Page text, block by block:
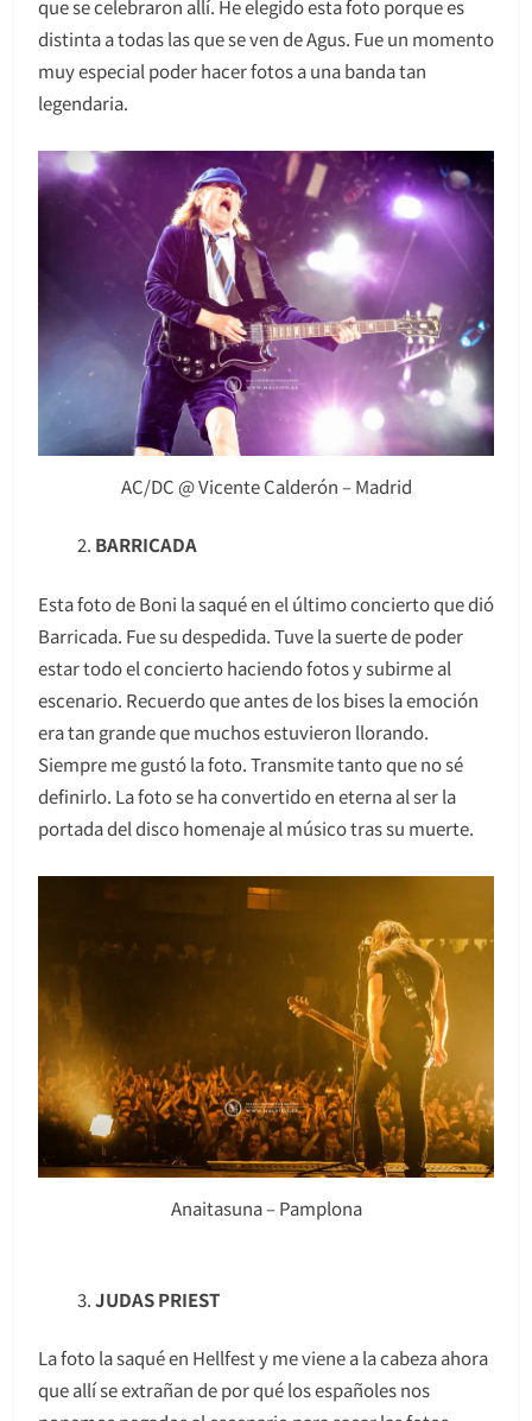
que se celebraron allí. He elegido esta foto porque es
distinta a todas las que se ven de Agus. Fue un momento
muy especial poder hacer fotos a una banda tan
legendaria.
AC/DC @ Vicente Calderón – Madrid
BARRICADA
Esta foto de Boni la saqué en el último concierto que dió
Barricada. Fue su despedida. Tuve la suerte de poder
estar todo el concierto haciendo fotos y subirme al
escenario. Recuerdo que antes de los bises la emoción
era tan grande que muchos estuvieron llorando.
Siempre me gustó la foto. Transmite tanto que no sé
definirlo. La foto se ha convertido en eterna al ser la
portada del disco homenaje al músico tras su muerte.
Anaitasuna – Pamplona
JUDAS PRIEST
La foto la saqué en Hellfest y me viene a la cabeza ahora
que allí se extrañan de por qué los españoles nos